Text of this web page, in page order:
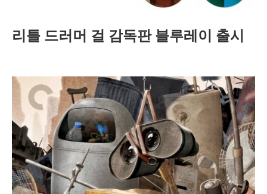
리틀 드러머 걸 감독판 블루레이 출시